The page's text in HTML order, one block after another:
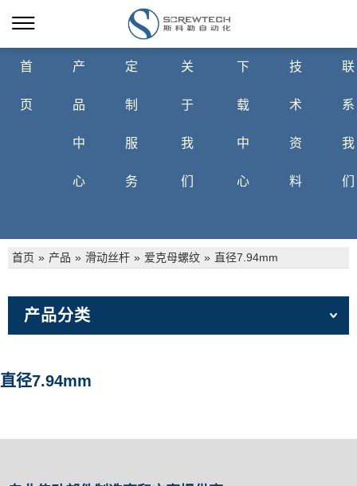
首
页
产
品
中
心
定
制
服
务
关
于
我
们
下
载
中
心
技
术
资
料
联
系
我
们
首页 » 产品 » 滑动丝杆 » 爱克母螺纹 » 直径7.94mm
产品分类
直径7.94mm